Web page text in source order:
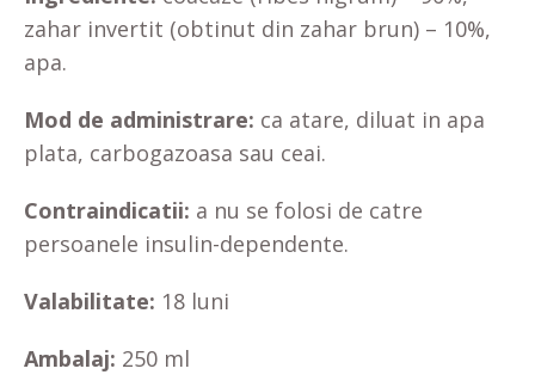
zahar invertit (obtinut din zahar brun) – 10%,
apa.
Mod de administrare: ca atare, diluat in apa
plata, carbogazoasa sau ceai.
Contraindicatii: a nu se folosi de catre
persoanele insulin-dependente.
Valabilitate: 18 luni
Ambalaj: 250 ml